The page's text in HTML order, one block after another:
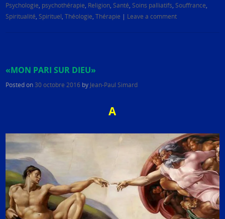
Psychologie psychothérapie Religion Santé Soins palliatifs Souffrance
Spiritualité Spirituel ,Théologie ,Thérapie | Leave a comment
«MON PARI SUR DIEU»
Posted on 30 octobre 2016 by Jean-Paul Simard
A